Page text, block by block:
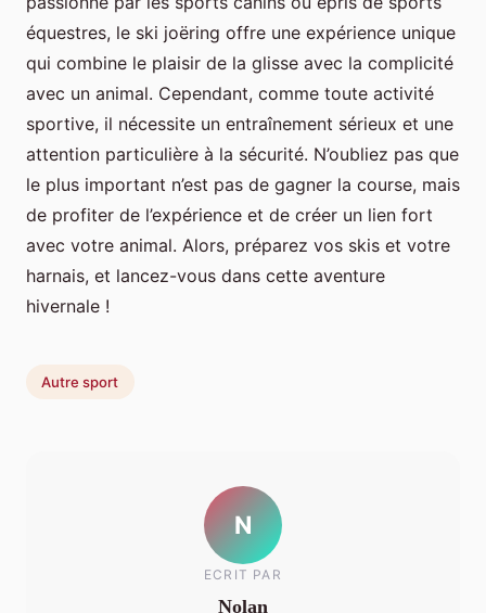
équestres, le ski joëring offre une expérience unique
qui combine le plaisir de la glisse avec la complicité
avec un animal. Cependant, comme toute activité
sportive, il nécessite un entraînement sérieux et une
attention particulière à la sécurité. N’oubliez pas que
le plus important n’est pas de gagner la course, mais
de profiter de l’expérience et de créer un lien fort
avec votre animal. Alors, préparez vos skis et votre
harnais, et lancez-vous dans cette aventure
hivernale !
Autre sport
N
ECRIT PAR
Nolan